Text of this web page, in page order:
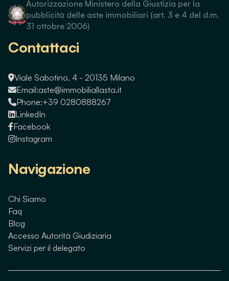
Autorizzazione Ministero della Giustizia per la
pubblicità delle aste immobiliari (art. 3 e 4 del d.m.
31 ottobre 2006)
Contattaci
Viale Sabotino, 4 - 20135 Milano
Email:aste@immobiliallasta.it
Phone:+39 0280888267
LinkedIn
Facebook
Instagram
Navigazione
Chi Siamo
Faq
Blog
Accesso Autorità Giudiziaria
Servizi per il delegato